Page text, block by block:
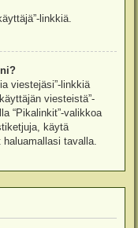
linkkiä.
viestejäsi”-linkkiä
viesteistä”-
“Pikalinkit”-valikkoa
käytä
tavalla.